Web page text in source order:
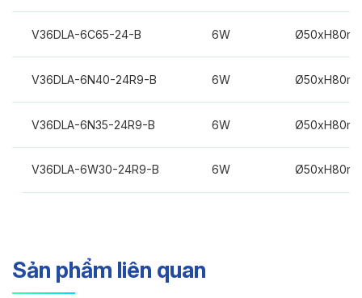
V36DLA-6C65-24-B 6W
V36DLA-6N40-24R9-B 6W
V36DLA-6N35-24R9-B 6W
V36DLA-6W30-24R9-B 6W
Sản phẩm liên quan